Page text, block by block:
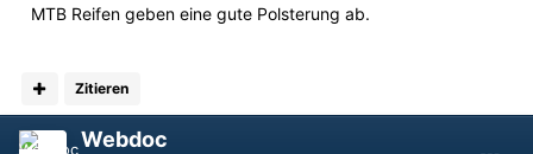
MTB Reifen geben eine gute Polsterung ab.
Zitieren
Webdoc